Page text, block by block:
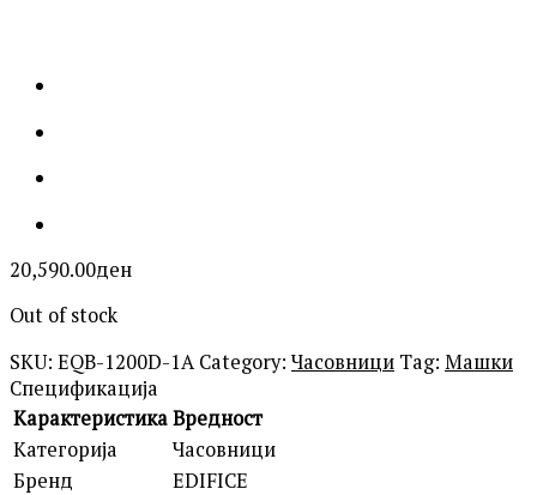
20,590.00ден
Out of stock
SKU: EQB-1200D-1A Category: Часовници Tag: Машки
Спецификација
КарактеристикаВредност
Категорија
Часовници
Бренд
EDIFICE